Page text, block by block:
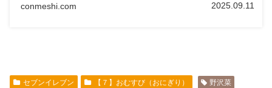
conmeshi.com 2025.09.11
セブンイレブン 【７】おむすび（おにぎり）
野沢菜